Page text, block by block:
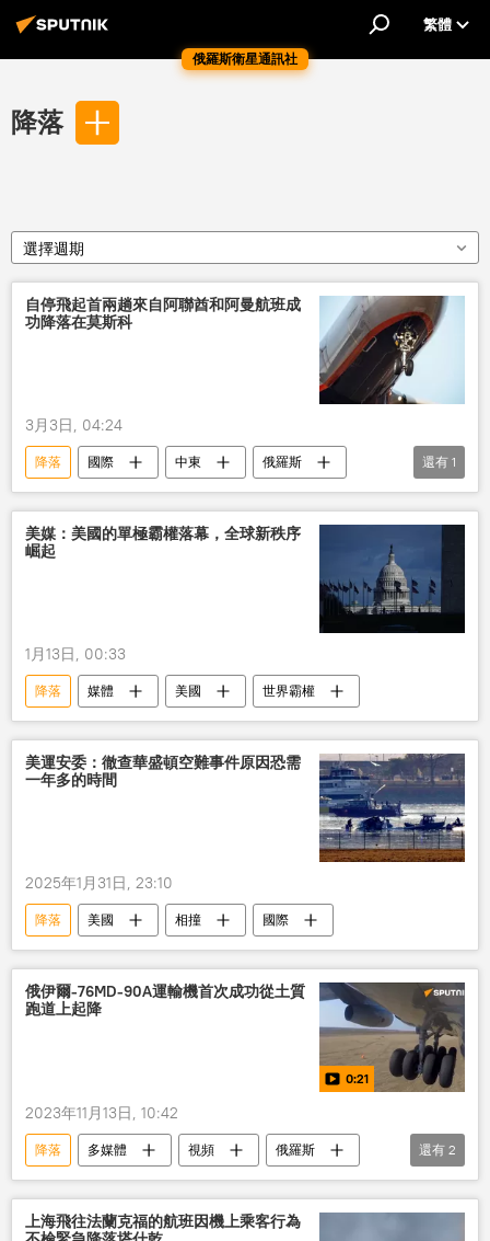
俄羅斯衛星通訊社
繁體
降落
選擇週期
自停飛起首兩趟來自阿聯酋和阿曼航班成
功降落在莫斯科
3月3日, 04:24
降落 國際 中東
俄羅斯
航班
還有 1
美媒：美國的單極霸權落幕，全球新秩序
崛起
1月13日, 00:33
降落 媒體 美國 世界霸權
美運安委：徹查華盛頓空難事件原因恐需
一年多的時間
2025年1月31日, 23:10
降落 美國 相撞 國際
俄伊爾-76MD-90A運輸機首次成功從土質
跑道上起降
0:21
2023年11月13日, 10:42
降落 多媒體 視頻
俄羅斯
運輸機
新型
還有 2
上海飛往法蘭克福的航班因機上乘客行為